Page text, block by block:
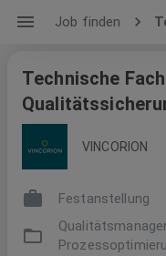
Job finden
Technische
VINCORION
Festanstellung